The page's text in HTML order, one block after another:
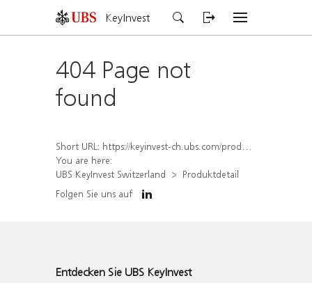
KeyInvest
404 Page not
found
Short URL: https://keyinvest-ch.ubs.com/produkt/detail/index/isin/CH1578820925
You are here:
UBS KeyInvest Switzerland
Produktdetail
Folgen Sie uns auf
Entdecken Sie UBS KeyInvest